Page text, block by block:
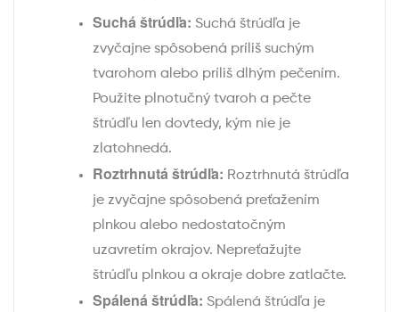
Suchá štrúdľa: Suchá štrúdľa je
zvyčajne spôsobená príliš suchým
tvarohom alebo príliš dlhým pečením.
Použite plnotučný tvaroh a pečte
štrúdľu len dovtedy, kým nie je
zlatohnedá.
Roztrhnutá štrúdľa: Roztrhnutá štrúdľa
je zvyčajne spôsobená preťažením
plnkou alebo nedostatočným
uzavretím okrajov. Nepreťažujte
štrúdľu plnkou a okraje dobre zatlačte.
Spálená štrúdľa: Spálená štrúdľa je